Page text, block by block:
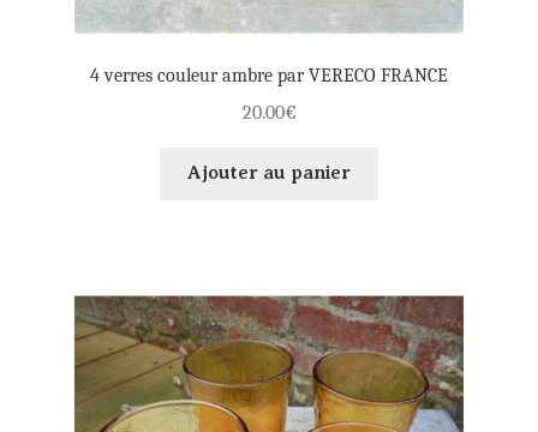
4 verres couleur ambre par VERECO FRANCE
20.00€
Ajouter au panier